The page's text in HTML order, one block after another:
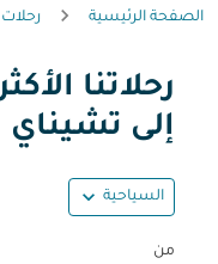
الصفحة الرئيسية رحلات
رحلاتنا
إلى تشيناي
السياحية expand_more
من
حاول تحديث الرحلة